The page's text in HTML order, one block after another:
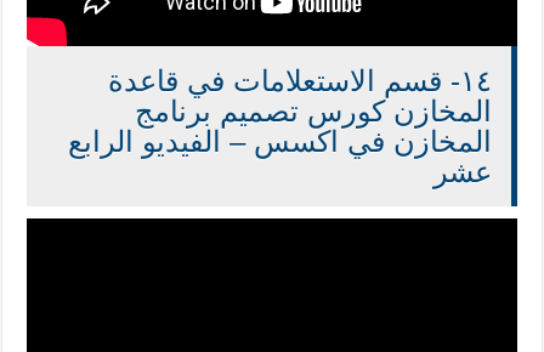
١٤- قسم الاستعلامات في قاعدة
المخازن كورس تصميم برنامج
المخازن في اكسس – الفيديو الرابع
عشر